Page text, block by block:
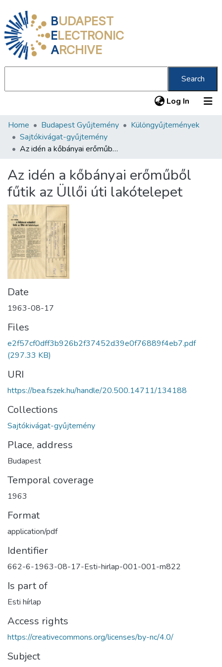
BUDAPEST
ELECTRONIC
ARCHIVE
Search
Log In (current)
Communities & Collections
All of DSpace
About us
Home Budapest Gyűjtemény
Különgyűjtemények
Sajtókivágat-gyűjtemény
Az idén a kőbányai erőműből fűtik az Üllői úti lakótelepet
Az idén a kőbányai erőműből
fűtik az Üllői úti lakótelepet
Date
1963-08-17
Files
e2f57cf0dff3b926b2f37452d39e0f76889f4eb7.pdf
(297.33 KB)
URI
https://bea.fszek.hu/handle/20.500.14711/134188
Collections
Sajtókivágat-gyűjtemény
Place, address
Budapest
Temporal coverage
1963
Format
application/pdf
Identifier
662-6-1963-08-17-Esti-hirlap-001-001-m822
Is part of
Esti hírlap
Access rights
https://creativecommons.org/licenses/by-nc/4.0/
Subject